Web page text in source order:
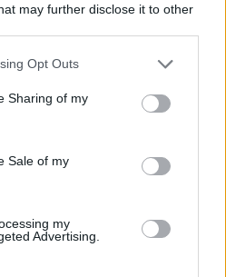
may further disclose it to other
app uses one or more Google
behaviour. You may click to
and its third-party tags to
purposes in below Google
Opt Outs
Sharing of my
Sale of my
my
Advertising.